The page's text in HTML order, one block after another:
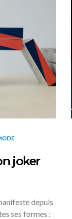
joker
depuis
ses formes :